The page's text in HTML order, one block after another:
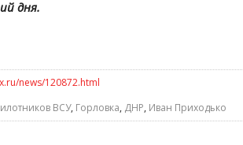
дня.
news/120872.html
ВСУ, Горловка, ДНР, Иван Приходько